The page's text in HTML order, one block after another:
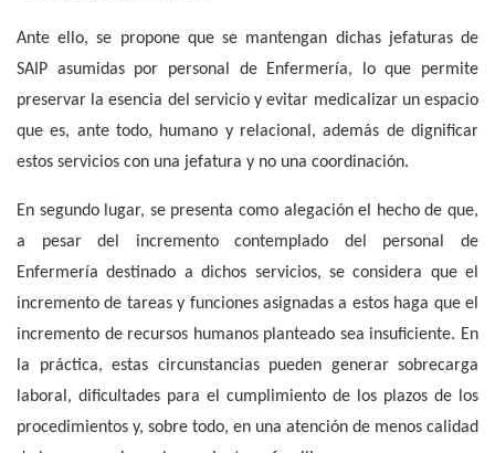
Ante ello, se propone que se mantengan dichas jefaturas de
SAIP asumidas por personal de Enfermería, lo que permite
preservar la esencia del servicio y evitar medicalizar un espacio
que es, ante todo, humano y relacional, además de dignificar
estos servicios con una jefatura y no una coordinación.
En segundo lugar, se presenta como alegación el hecho de que,
a pesar del incremento contemplado del personal de
Enfermería destinado a dichos servicios, se considera que el
incremento de tareas y funciones asignadas a estos haga que el
incremento de recursos humanos planteado sea insuficiente. En
la práctica, estas circunstancias pueden generar sobrecarga
laboral, dificultades para el cumplimiento de los plazos de los
procedimientos y, sobre todo, en una atención de menos calidad